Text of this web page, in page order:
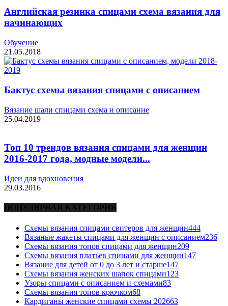
Английская резинка спицами схема вязания для
начинающих
Обучение
21.05.2018
Бактус схемы вязания спицами с описанием
Вязание шали спицами схема и описание
25.04.2019
Топ 10 трендов вязания спицами для женщин
2016-2017 года, модные модели...
Идеи для вдохновения
29.03.2016
ПОПУЛЯРНАЯ КАТЕГОРИЯ
Схемы вязания спицами свитеров для женщин444
Вязаные жакеты спицами для женщин с описанием236
Схемы вязания топов спицами для женщин209
Схемы вязания платьев спицами для женщин147
Вязание для детей от 0 до 3 лет и старше147
Схемы вязания женских шапок спицами123
Узоры спицами с описанием и схемами83
Схемы вязания топов крючком68
Кардиганы женские спицами схемы 202663